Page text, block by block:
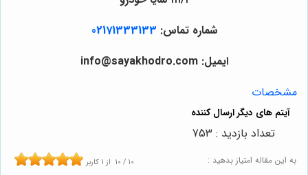
شماره تماس: 02171333133
ایمیل: info@sayakhodro.com
مشخصات
به این مقاله امتیاز بدهید : 10 / 10 از 1 کاربر
تعداد بازدید : 753